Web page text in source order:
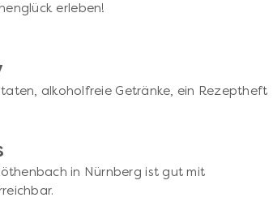
erleben!
alkoholfreie Getränke, ein Rezeptheft
in Nürnberg ist gut mit